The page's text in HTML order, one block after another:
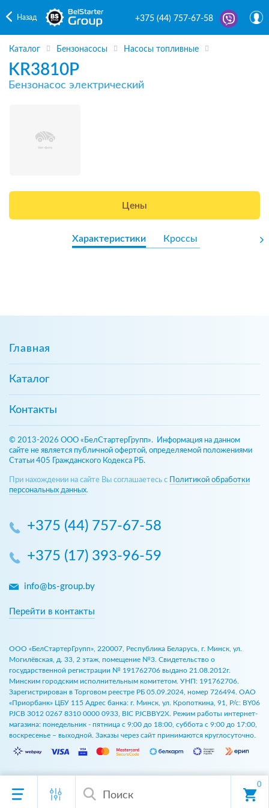
0
Назад +375 (44) 757-67-58
Каталог Бензонасосы Насосы топливные
KR3810P
Бензонасос электрический
Цены
Характеристики Кроссы
Главная
Каталог
Контакты
© 2013-2026 ООО «БелСтартерГрупп». Информация на данном
сайте не является публичной офертой, определяемой положениями
Статьи 405 Гражданского Кодекса РБ.
При нахождении на сайте Вы соглашаетесь с
Политикой обработки
персональных данных.
+375 (44) 757-67-58
+375 (17) 393-96-59
info@bs-group.by
Перейти в контакты
ООО «БелСтартерГрупп», 220007, Республика Беларусь, г. Минск, ул.
Могилёвская, д. 33, 2 этаж, помещение №3. Свидетельство о
государственной регистрации № 191762706 выдано 21.08.2012г.
Минским городским исполнительным комитетом. УНП: 191762706.
Зарегистрирован в Торговом реестре РБ 05.09.2024, номер 726494. ОАО
«Приорбанк» ЦБУ 115 Адрес банка: г. Минск, ул. Кропоткина, 91, Р/с: BY06
PJCB 3012 0267 8310 0000 0933, BIC PJCBBY2X. Режим работы интернет-
магазина: понедельник - пятница с 9:00 до 18:00, суббота с 9:00 до 17:00,
воскресенье – выходной. Заказы через сайт принимаются круглосуточно.